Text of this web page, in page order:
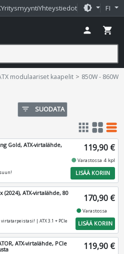
YritysmyyntiYhteystiedot brightness_medium FI
person shopping_cart
modulaariset kaapelit 850W - 860W
filter_list SUODATA
apps grid_view table_rows
Gold, ATX-virtalähde,
119,90 €
fiber_manual_recordVarastossa 4 kpl
LISÄÄ KORIIN
(2024), ATX-virtalähde, 80
| ATX 3.1 + PCIe
170,90 €
fiber_manual_recordVarastossa
LISÄÄ KORIIN
ATX-virtalähde, PCIe
119,90 €